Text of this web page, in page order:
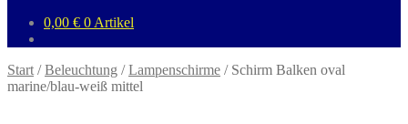
0,00 € 0 Artikel
Start /Beleuchtung /Lampenschirme / Schirm Balken oval
marine/blau-weiß mittel